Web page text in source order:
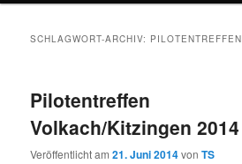
SCHLAGWORT-ARCHIV: PILOTENTREFFEN
Pilotentreffen
Volkach/Kitzingen 2014
Veröffentlicht am21. Juni 2014vonTS